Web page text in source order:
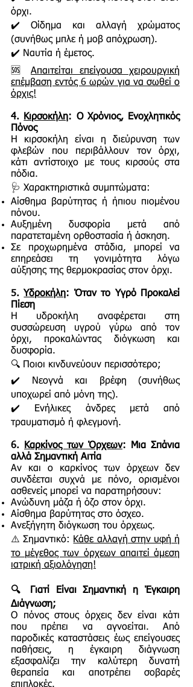
όρχι.
✔️ Οίδημα και αλλαγή χρώματος
(συνήθως μπλε ή μοβ απόχρωση).
✔️ Ναυτία ή έμετος.
🆘 Απαιτείται επείγουσα χειρουργική
επέμβαση εντός 6 ωρών για να σωθεί ο
όρχις!
4. Κιρσοκήλη: Ο Χρόνιος, Ενοχλητικός
Πόνος
Η κιρσοκήλη είναι η διεύρυνση των
φλεβών που περιβάλλουν τον όρχι,
κάτι αντίστοιχο με τους κιρσούς στα
πόδια.
🩺 Χαρακτηριστικά συμπτώματα:
Αίσθημα βαρύτητας ή ήπιου πιομένου
πόνου.
Αυξημένη δυσφορία μετά από
παρατεταμένη ορθοστασία ή άσκηση.
Σε προχωρημένα στάδια, μπορεί να
επηρεάσει τη γονιμότητα λόγω
αύξησης της θερμοκρασίας στον όρχι.
5. Υδροκήλη: Όταν το Υγρό Προκαλεί
Πίεση
Η υδροκήλη αναφέρεται στη
συσσώρευση υγρού γύρω από τον
όρχι, προκαλώντας διόγκωση και
δυσφορία.
🔍 Ποιοι κινδυνεύουν περισσότερο;
✔️ Νεογνά και βρέφη (συνήθως
υποχωρεί από μόνη της).
✔️ Ενήλικες άνδρες μετά από
τραυματισμό ή φλεγμονή.
6. Καρκίνος των Όρχεων: Μια Σπάνια
αλλά Σημαντική Αιτία
Αν και ο καρκίνος των όρχεων δεν
συνδέεται συχνά με πόνο, ορισμένοι
ασθενείς μπορεί να παρατηρήσουν:
Ανώδυνη μάζα ή όζο στον όρχι.
Αίσθημα βαρύτητας στο όσχεο.
Ανεξήγητη διόγκωση του όρχεως.
⚠️ Σημαντικό: Κάθε αλλαγή στην υφή ή
το μέγεθος των όρχεων απαιτεί άμεση
ιατρική αξιολόγηση!
🔍 Γιατί Είναι Σημαντική η Έγκαιρη
Διάγνωση;
Ο πόνος στους όρχεις δεν είναι κάτι
που πρέπει να αγνοείται. Από
παροδικές καταστάσεις έως επείγουσες
παθήσεις, η έγκαιρη διάγνωση
εξασφαλίζει την καλύτερη δυνατή
θεραπεία και αποτρέπει σοβαρές
επιπλοκές.